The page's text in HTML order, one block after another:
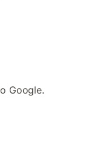
Google.